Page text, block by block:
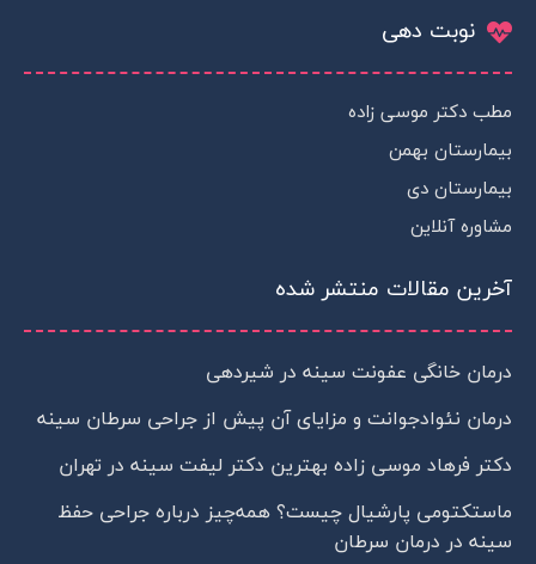
t
s
p
p
a
r
a
m
g
a
m
-
p
l
نوبت دهی
مطب دکتر موسی زاده
بیمارستان بهمن
بیمارستان دی
مشاوره آنلاین
آخرین مقالات منتشر شده
درمان خانگی عفونت سینه در شیردهی
درمان نئوادجوانت و مزایای آن پیش از جراحی سرطان سینه
دکتر فرهاد موسی زاده بهترین دکتر لیفت سینه در تهران
ماستکتومی پارشیال چیست؟ همه‌چیز درباره جراحی حفظ
سینه در درمان سرطان